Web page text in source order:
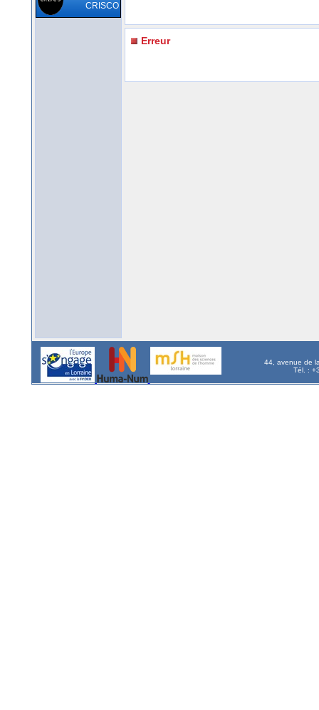
CRISCO
Erreur
44, avenue de
Tél. :